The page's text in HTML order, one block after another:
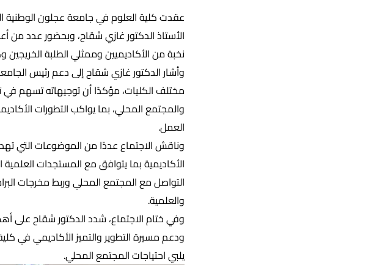
عقدت كلية العلوم في جامعة عجلون الوطنية
الأستاذ الدكتور غازي شقاح، وبحضور عدد من
نخبة من الأكاديميين وممثلي الطلبة الخريجين
وأشار الدكتور غازي شقاح إلى دعم رئيس
مختلف الكليات، مؤكدًا أن توجيهاته تسهم في
والمجتمع المحلي، بما يواكب التطورات
العمل.
وناقش الاجتماع عددًا من الموضوعات التي تهدف
الأكاديمية بما يتوافق مع المستجدات
التواصل مع المجتمع المحلي وربط مخرجات
والعلمية.
وفي ختام الاجتماع، شدد الدكتور شقاح على
ودعم مسيرة التطوير والتميز الأكاديمي في
يلبي احتياجات المجتمع المحلي.